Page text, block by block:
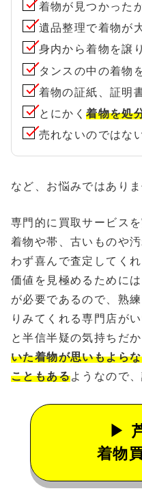
着物が見つかった
遺品整理で着物が
身内から着物を譲
タンスの中の着物
着物の証紙、証明
とにかく着物を処
売れないのではな
など、お悩みではあり
専門的に買取サービス
着物や帯、古いものや
わず喜んで査定してく
価値を見極めるために
が必要であるので、熟
りみてくれる専門店が
と半信半疑の気持ちだか
いた着物が思いもよら
こともあるようなので
着物